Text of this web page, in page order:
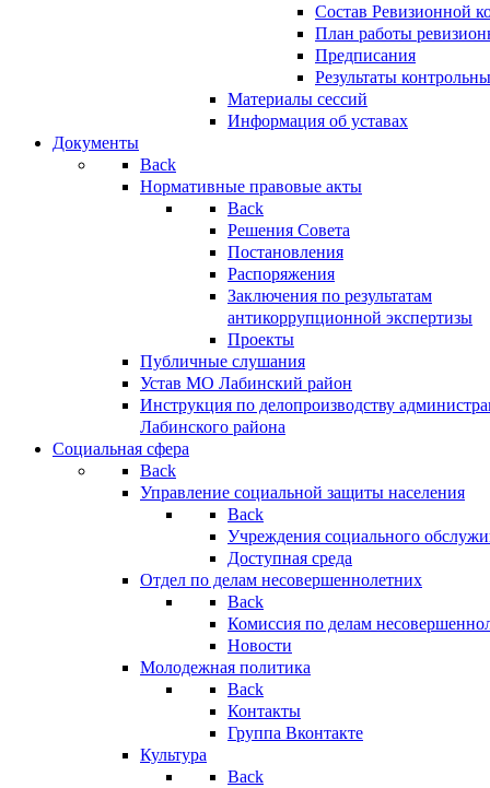
Состав Ревизионной
План работы
Предписания
Результаты
Материалы сессий
Информация об уставах
Документы
Back
Нормативные правовые акты
Back
Решения Совета
Постановления
Распоряжения
Заключения по результатам
антикоррупционной экспертизы
Проекты
Публичные слушания
Устав МО Лабинский район
Инструкция по делопроизводству
Лабинского района
Социальная сфера
Back
Управление социальной защиты населения
Back
Учреждения социального
Доступная среда
Отдел по делам несовершеннолетних
Back
Комиссия по делам
Новости
Молодежная политика
Back
Контакты
Группа Вконтакте
Культура
Back